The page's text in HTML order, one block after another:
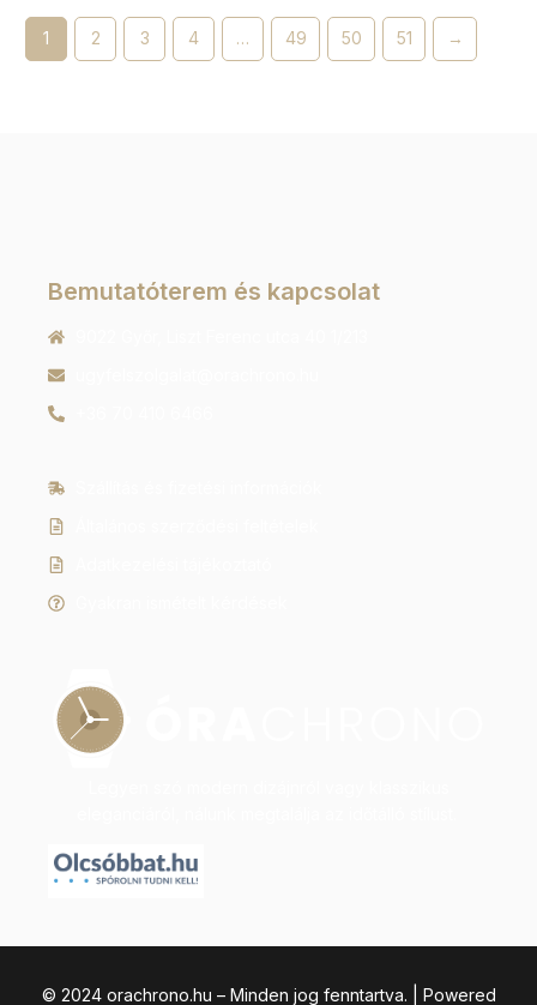
1 2 3 4 … 49 50 51 →
Bemutatóterem és kapcsolat
© 2024 orachrono.hu – Minden jog fenntartva. | Powered